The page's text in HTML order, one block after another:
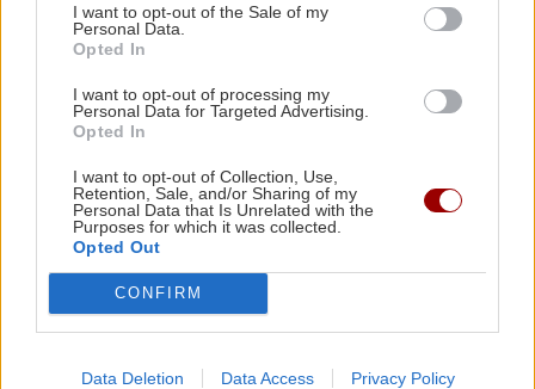
I want to opt-out of the Sale of my
Personal Data.
Opted In
I want to opt-out of processing my
Personal Data for Targeted Advertising.
Opted In
I want to opt-out of Collection, Use,
Retention, Sale, and/or Sharing of my
Personal Data that Is Unrelated with the
Purposes for which it was collected.
Opted Out
CONFIRM
Data Deletion Data Access Privacy Policy
Πάνω από 400 πυρκαγιές σε 10 ημέρες στην
Ελλάδα -«Το 90% είναι από αμέλεια»
GOSSIP - LIFESTYLE
μαγιό
ΚΟΣΜΟΣ
Αυστηροί συνοριακοί έλεγχοι στην Ισπανία:
Έλεγξαν περίπου 200 αφίξεις ταξιδιωτών από
Όλες οι ειδήσεις